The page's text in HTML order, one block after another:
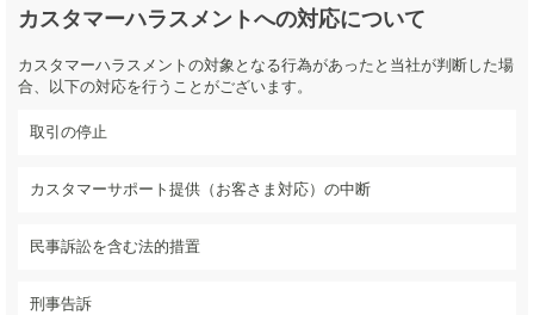
カスタマーハラスメントへの対応について
カスタマーハラスメントの対象となる行為があったと当社が判断した場
合、以下の対応を行うことがございます。
取引の停止
カスタマーサポート提供（お客さま対応）の中断
民事訴訟を含む法的措置
刑事告訴